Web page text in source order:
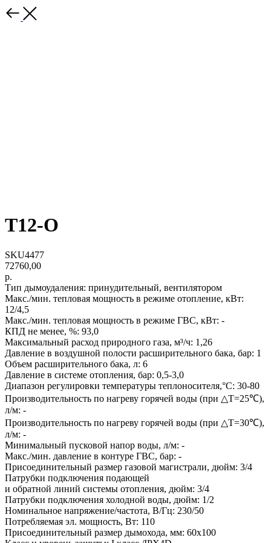
T12-O
SKU4477
72760,00
р.
Тип дымоудаления: принудительный, вентилятором
Макс./мин. тепловая мощность в режиме отопление, кВт:
12/4,5
Макс./мин. тепловая мощность в режиме ГВС, кВт: -
КПД не менее, %: 93,0
Максимальный расход природного газа, м³/ч: 1,26
Давление в воздушной полости расширительного бака, бар: 1
Объем расширительного бака, л: 6
Давление в системе отопления, бар: 0,5-3,0
Диапазон регулировки температуры теплоносителя,°C: 30-80
Производительность по нагреву горячей воды (при △T=25℃),
л/м: -
Производительность по нагреву горячей воды (при △T=30℃),
л/м: -
Минимальный пусковой напор воды, л/м: -
Макс./мин. давление в контуре ГВС, бар: -
Присоединительный размер газовой магистрали, дюйм: 3/4
Патрубки подключения подающей
и обратной линий системы отопления, дюйм: 3/4
Патрубки подключения холодной воды, дюйм: 1/2
Номинальное напряжение/частота, В/Гц: 230/50
Потребляемая эл. мощность, Вт: 110
Присоединительный размер дымохода, мм: 60х100